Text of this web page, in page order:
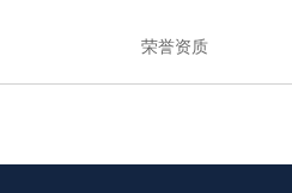
荣誉资质